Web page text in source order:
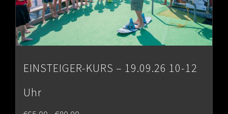
EINSTEIGER-KURS – 19.09.26 10-12
Uhr